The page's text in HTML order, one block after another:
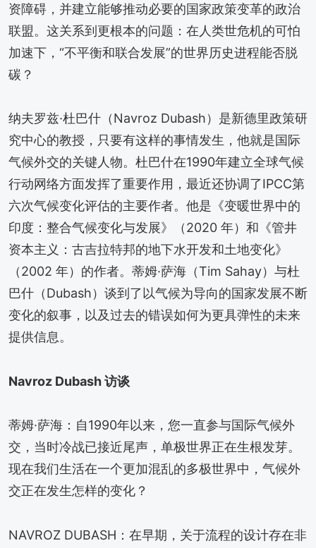
资障碍，并建立能够推动必要的国家政策变革的政治
联盟。这关系到更根本的问题：在人类世危机的可怕
加速下，“不平衡和联合发展”的世界历史进程能否脱
碳？
纳夫罗兹·杜巴什（Navroz Dubash）是新德里政策研
究中心的教授，只要有这样的事情发生，他就是国际
气候外交的关键人物。杜巴什在1990年建立全球气候
行动网络方面发挥了重要作用，最近还协调了IPCC第
六次气候变化评估的主要作者。他是《变暖世界中的
印度：整合气候变化与发展》（2020 年）和《管井
资本主义：古吉拉特邦的地下水开发和土地变化》
（2002 年）的作者。蒂姆·萨海（Tim Sahay）与杜
巴什（Dubash）谈到了以气候为导向的国家发展不断
变化的叙事，以及过去的错误如何为更具弹性的未来
提供信息。
Navroz Dubash 访谈
蒂姆·萨海：自1990年以来，您一直参与国际气候外
交，当时冷战已接近尾声，单极世界正在生根发芽。
现在我们生活在一个更加混乱的多极世界中，气候外
交正在发生怎样的变化？
NAVROZ DUBASH：在早期，关于流程的设计存在非